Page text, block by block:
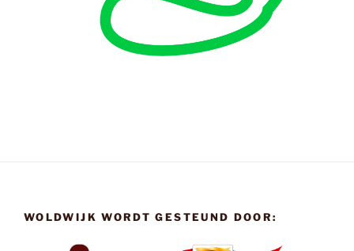
WOLDWIJK WORDT GESTEUND DOOR: